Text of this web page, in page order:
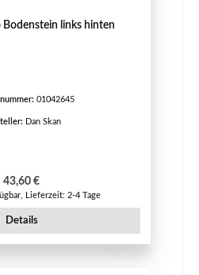
Bodenstein links hinten
01042645
Dan Skan
Regulärer Preis:
43,60 €
Lieferzeit: 2-4 Tage
Details